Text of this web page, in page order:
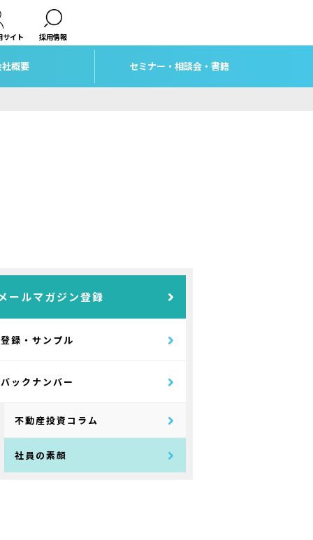
サイト 採用情報
概要 セミナー・相談会・書籍
ールマガジン登録
登録・サンプル
バックナンバー
不動産投資コラム
社員の素顔